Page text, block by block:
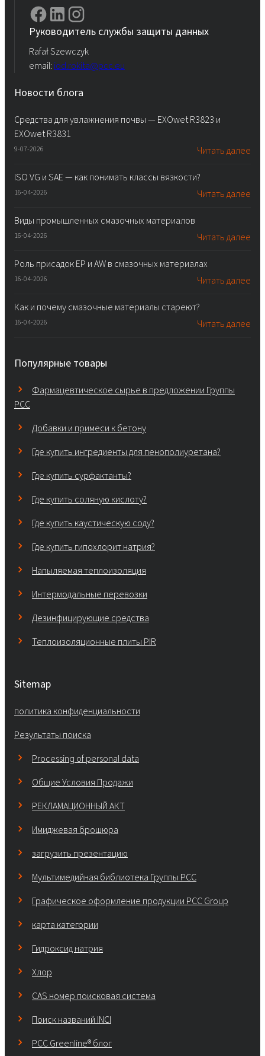
Руководитель службы защиты данных
Rafał Szewczyk
email: iod.rokita@pcc.eu
Новости блога
Средства для увлажнения почвы — EXOwet R3823 и
EXOwet R3831
9-07-2026 Читать далее
ISO VG и SAE — как понимать классы вязкости?
16-04-2026 Читать далее
Виды промышленных смазочных материалов
16-04-2026 Читать далее
Роль присадок EP и AW в смазочных материалах
16-04-2026 Читать далее
Как и почему смазочные материалы стареют?
16-04-2026 Читать далее
Популярные товары
Фармацевтическое сырье в предложении Группы
PCC
Добавки и примеси к бетону
Где купить ингредиенты для пенополиуретана?
Где купить сурфактанты?
Где купить соляную кислоту?
Где купить каустическую соду?
Где купить гипохлорит натрия?
Напыляемая теплоизоляция
Интермодальные перевозки
Дезинфицирующие средства
Теплоизоляционные плиты PIR
Sitemap
политика конфиденциальности
Результаты поиска
Processing of personal data
Общие Условия Продажи
РЕКЛАМАЦИОННЫЙ АКТ
Имиджевая брошюра
загрузить презентацию
Мультимедийная библиотека Группы РСС
Графическое оформление продукции PCC Group
карта категории
Гидроксид натрия
Хлор
CAS номер поисковая система
Поиск названий INCI
PCC Greenline® блог